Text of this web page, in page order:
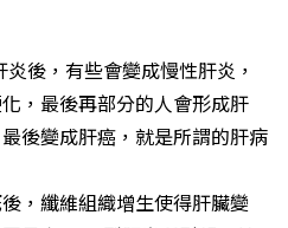
後，有些會變成慢性肝炎，
，最後再部分的人會形成肝
後變成肝癌，就是所謂的肝病
纖維組織增生使得肝臟變